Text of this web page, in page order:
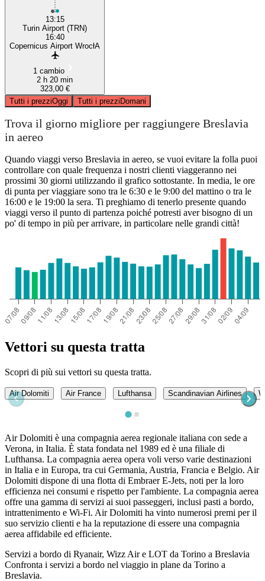
13:15
Turin Airport (TRN)
16:40
Copernicus Airport WrocłA
1 cambio
2 h 20 min
323,00 €
Tutti i prezziOggi Tutti i prezziDomani
Trova il giorno migliore per raggiungere Breslavia
in aereo
Quando viaggi verso Breslavia in aereo, se vuoi evitare la folla puoi
controllare con quale frequenza i nostri clienti viaggeranno nei
prossimi 30 giorni utilizzando il grafico sottostante. In media, le ore
di punta per viaggiare sono tra le 6:30 e le 9:00 del mattino o tra le
16:00 e le 19:00 la sera. Ti preghiamo di tenerlo presente quando
viaggi verso il punto di partenza poiché potresti aver bisogno di un
po' di tempo in più per arrivare, in particolare nelle grandi città!
Vettori su questa tratta
Scopri di più sui vettori su questa tratta.
Air Dolomiti Air France Lufthansa Scandinavian Airlines
Air Dolomiti è una compagnia aerea regionale italiana con sede a
Verona, in Italia. È stata fondata nel 1989 ed è una filiale di
Lufthansa. La compagnia aerea opera voli verso varie destinazioni
in Italia e in Europa, tra cui Germania, Austria, Francia e Belgio. Air
Dolomiti dispone di una flotta di Embraer E-Jets, noti per la loro
efficienza nei consumi e rispetto per l'ambiente. La compagnia aerea
offre una gamma di servizi ai suoi passeggeri, inclusi pasti a bordo,
intrattenimento e Wi-Fi. Air Dolomiti ha vinto numerosi premi per il
suo servizio clienti e ha la reputazione di essere una compagnia
aerea affidabile ed efficiente.
Servizi a bordo di Ryanair, Wizz Air e LOT da Torino a Breslavia
Confronta i servizi a bordo nel viaggio in plane da Torino a
Breslavia.